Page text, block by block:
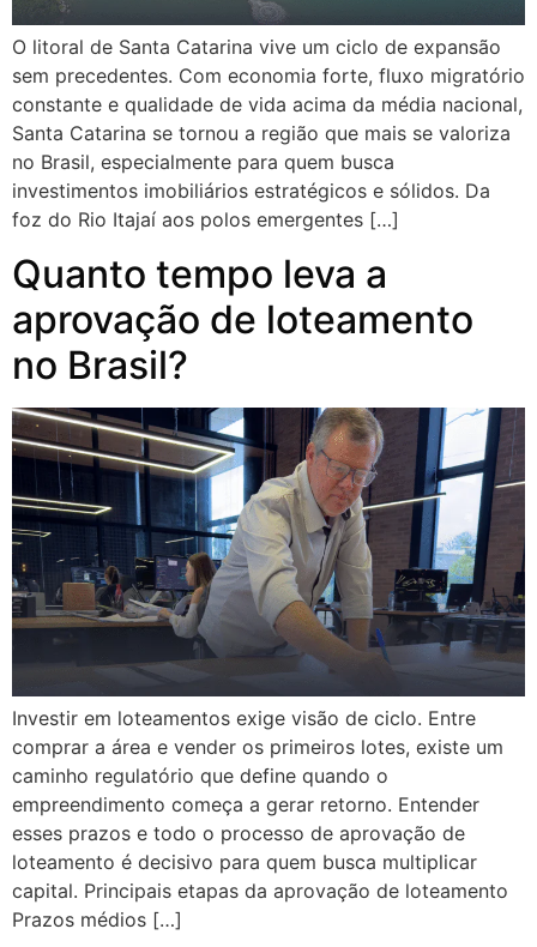
O litoral de Santa Catarina vive um ciclo de expansão
sem precedentes. Com economia forte, fluxo migratório
constante e qualidade de vida acima da média nacional,
Santa Catarina se tornou a região que mais se valoriza
no Brasil, especialmente para quem busca
investimentos imobiliários estratégicos e sólidos. Da
foz do Rio Itajaí aos polos emergentes […]
Quanto tempo leva a
aprovação de loteamento
no Brasil?
Investir em loteamentos exige visão de ciclo. Entre
comprar a área e vender os primeiros lotes, existe um
caminho regulatório que define quando o
empreendimento começa a gerar retorno. Entender
esses prazos e todo o processo de aprovação de
loteamento é decisivo para quem busca multiplicar
capital. Principais etapas da aprovação de loteamento
Prazos médios […]